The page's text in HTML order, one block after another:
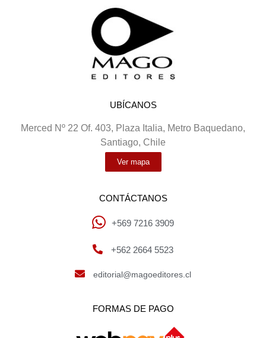
UBÍCANOS
Merced Nº 22 Of. 403, Plaza Italia, Metro Baquedano,
Santiago, Chile
Ver mapa
CONTÁCTANOS
+569 7216 3909
+562 2664 5523
editorial@magoeditores.cl
FORMAS DE PAGO